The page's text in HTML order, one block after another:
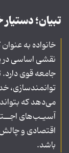
تبیان؛ دستیار
خانواده به
نقشی اساسی در
جامعه قوی
توانمندسازی،
می‌دهد که
آسیـب‌های
اقتصادی و
باشد.